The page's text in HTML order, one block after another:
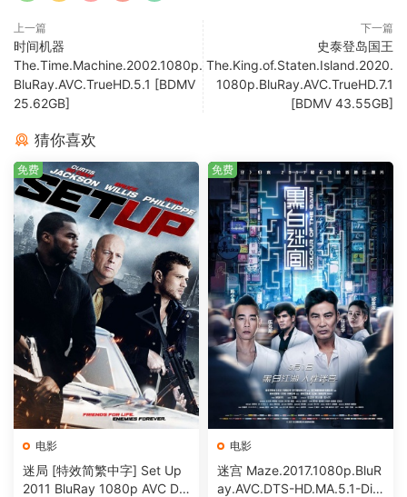
上一篇
时间机器
The.Time.Machine.2002.1080p.
BluRay.AVC.TrueHD.5.1 [BDMV
25.62GB]
下一篇
史泰登岛国王
The.King.of.Staten.Island.2020.
1080p.BluRay.AVC.TrueHD.7.1
[BDMV 43.55GB]
猜你喜欢
电影
迷局 [特效简繁中字] Set Up
2011 BluRay 1080p AVC DT
免费
电影
迷宫 Maze.2017.1080p.BluR
ay.AVC.DTS-HD.MA.5.1-DiY
免费